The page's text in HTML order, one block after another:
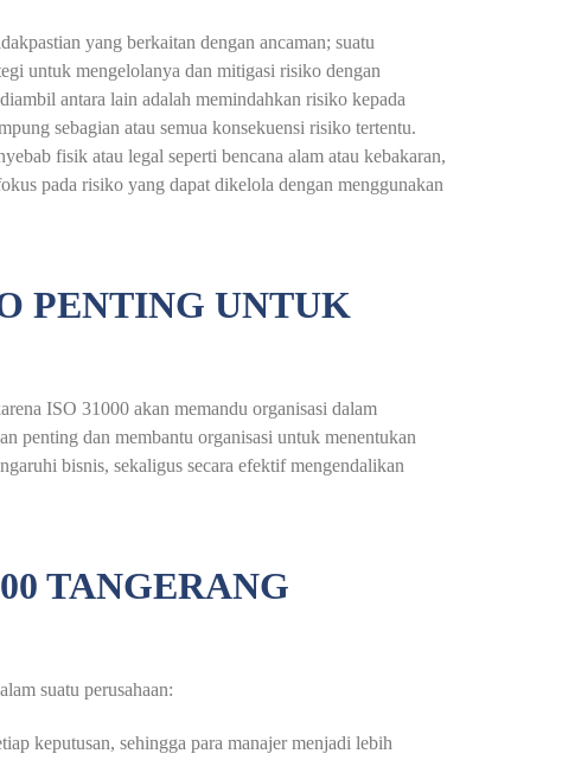
yang berkaitan dengan ancaman; suatu
untuk mengelolanya dan mitigasi risiko dengan
antara lain adalah memindahkan risiko kepada
sebagian atau semua konsekuensi risiko tertentu.
fisik atau legal seperti bencana alam atau kebakaran,
pada risiko yang dapat dikelola dengan menggunakan
PENTING UNTUK
ISO 31000 akan memandu organisasi dalam
penting dan membantu organisasi untuk menentukan
bisnis, sekaligus secara efektif mengendalikan
TANGERANG
suatu perusahaan:
keputusan, sehingga para manajer menjadi lebih